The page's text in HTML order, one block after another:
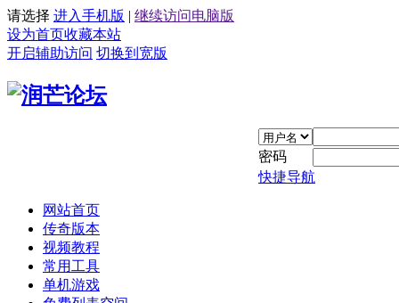
请选择 进入手机版 | 继续访问电脑版
设为首页收藏本站
开启辅助访问 切换到宽版
密码
快捷导航
网站首页
传奇版本
视频教程
常用工具
单机游戏